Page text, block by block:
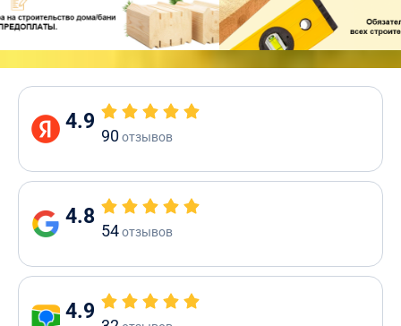
4.9
90отзывов
4.8
54отзывов
4.9